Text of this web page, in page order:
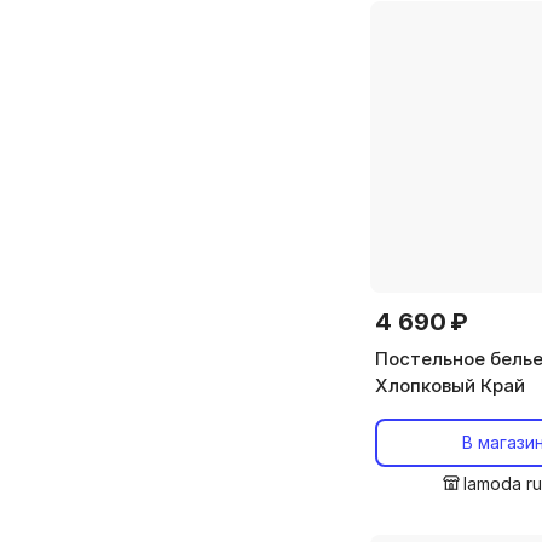
4 690 ₽
Постельное
Хлопковый Край
В магазин
lamoda ru